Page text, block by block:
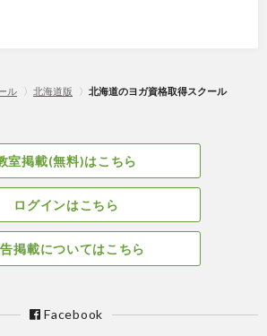
ル 〉 北海道版 〉 北海道のヨガ資格取得スクール
室掲載(無料)はこちら
ログインはこちら
掲載についてはこちら
Facebook